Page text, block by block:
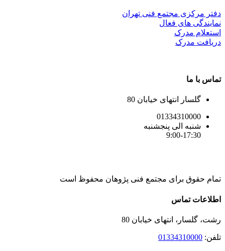
دفتر مرکزی مجتمع فنی تهران
نمایندگی های فعال
استعلام مدرک
دریافت مدرک
تماس با ما
گلسار انتهای خیابان 80
01334310000
شنبه الی پنجشنبه
9:00-17:30
تمام حقوق برای مجتمع فنی پژوهان محفوظ است
Instagram
LinkedIn
Toggle
Bar
Area
اطلاعات تماس
رشت، گلسار، انتهای خیابان 80
تلفن: 01334310000